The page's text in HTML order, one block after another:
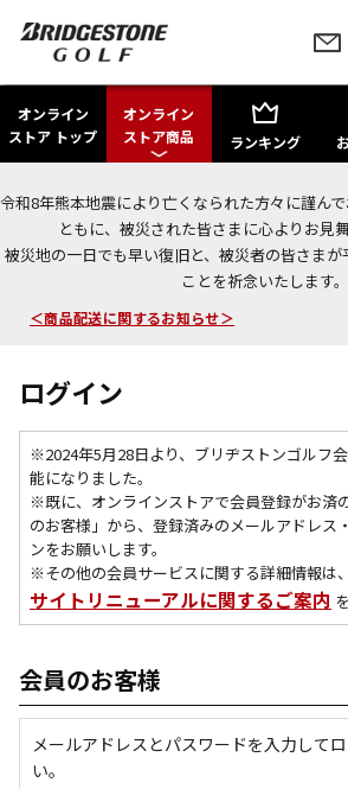
オンライン
ストア トップ
オンライン
ストア商品
ランキング
令和8年熊本地震により亡くなられた方々に謹ん
ともに、被災された皆さまに心よりお見
被災地の一日でも早い復旧と、被災者の皆さま
ことを祈念いたします。
今なら新規会員登録で1,000円OFFクーポンプ
＜商品配送に関するお知らせ＞
ログイン
※2024年5月28日より、ブリヂストンゴルフ
能になりました。
※既に、 オンラインストアで会員登録がお済
のお客様」から、登録済みのメールアドレス
ンをお願いします。
※その他の会員サービスに関する詳細情報は、
サイトリニューアルに関するご案内
会員のお客様
メールアドレスとパスワードを入力して
い。